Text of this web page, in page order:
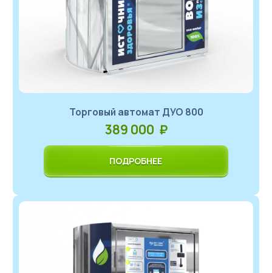
Торговый автомат ДУО 800
389 000 ₽
ПОДРОБНЕЕ